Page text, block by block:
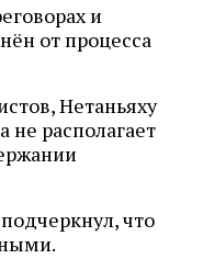
и
от процесса
Нетаньяху
не располагает
что